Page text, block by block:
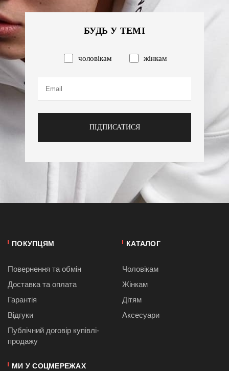
БУДЬ У ТЕМІ
чоловікам жінкам
ПІДПИСАТИСЯ
ПОКУПЦЯМ
Повернення та обмін
Доставка та оплата
Гарантія
Відгуки
Публiчний договiр купівлі-
продажу
КАТАЛОГ
Чоловікам
Жінкам
Дітям
Аксесуари
МИ У СОЦМЕРЕЖАХ